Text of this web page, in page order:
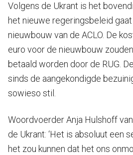
Volgens de Ukrant is het
het nieuwe regeringsbeleid
nieuwbouw van de ACLO. De
euro voor de nieuwbouw
betaald worden door de RUG.
sinds de aangekondigde
sowieso stil.
Woordvoerder Anja Hulshoff
de Ukrant: ‘Het is absoluut een
het zou kunnen dat het ons